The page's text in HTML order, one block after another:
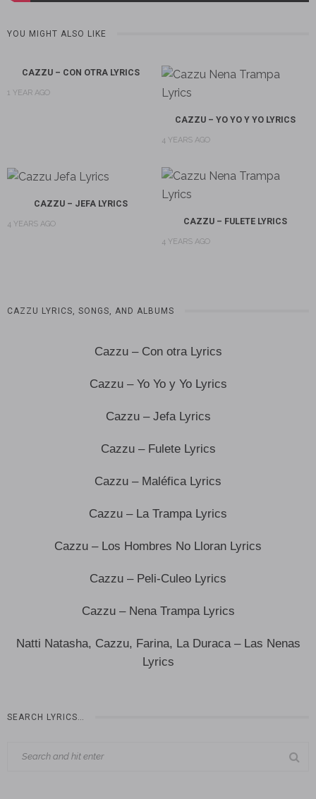
YOU MIGHT ALSO LIKE
CAZZU – CON OTRA LYRICS
1 YEAR AGO
CAZZU – YO YO Y YO LYRICS
4 YEARS AGO
CAZZU – JEFA LYRICS
4 YEARS AGO CAZZU – FULETE LYRICS
4 YEARS AGO
CAZZU LYRICS, SONGS, AND ALBUMS
Cazzu – Con otra Lyrics
Cazzu – Yo Yo y Yo Lyrics
Cazzu – Jefa Lyrics
Cazzu – Fulete Lyrics
Cazzu – Maléfica Lyrics
Cazzu – La Trampa Lyrics
Cazzu – Los Hombres No Lloran Lyrics
Cazzu – Peli-Culeo Lyrics
Cazzu – Nena Trampa Lyrics
Natti Natasha, Cazzu, Farina, La Duraca – Las Nenas
Lyrics
SEARCH LYRICS…